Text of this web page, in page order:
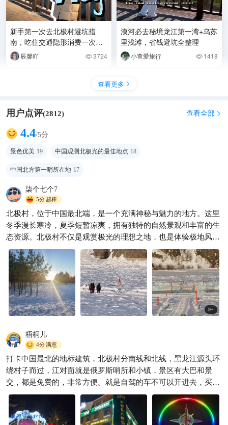
新手第一次去北极村避坑指
南，吃住交通隐形消费一次性
讲透辰馨吖 3724
奔赴中国最北！北极村实测干
货，拒绝边境旅游刺客
海岛精灵 2108
漠河必去秘境龙江第一湾+乌苏
里浅滩，省钱避坑全整理
小查爱旅行  1418
查看更多 
用户点评(2812) 查看全部 
4.4/5分
景色优美 19 中国观测北极光的最佳地点 18
中国北方第一哨所在地 17
柒个七个7
5分超棒
北极村，位于中国最北端，是一个充满神秘与魅力的地方。这里
冬季漫长寒冷，夏季短暂凉爽，拥有独特的自然景观和丰富的生
态资源。北极村不仅是观赏极光的理想之地，也是体验极地风光
的绝佳选择。无论是漫步在白雪皑皑的林间小道，还是驻足于黑
龙江畔，感受北国的宁静与壮美，北极村都能带给人们难以忘怀
的记忆。
9+
梧桐儿
4分满意
打卡中国最北的地标建筑，北极村分南线和北线，黑龙江源头环
绕村子而过，江对面就是俄罗斯哨所和小镇，景区有大巴和景
交，都是免费的，非常方便。就是自驾的车不可以开进去，买了
门票，坐景区观光车到住的地方。景区有原始森林，有最北邮
局，有游船，有最北哨所和超大的神州广场，有篝火晚会，还可
以放烟花